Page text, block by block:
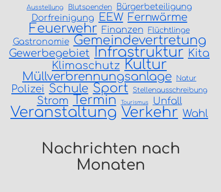
Ausstellung Blutspenden Bürgerbeteiligung
Dorfreinigung EEW Fernwärme
Feuerwehr Finanzen Flüchtlinge
Gastronomie Gemeindevertretung
Gewerbegebiet Infrastruktur Kita
Klimaschutz Kultur
Müllverbrennungsanlage Natur
Polizei Schule Sport Stellenausschreibung
Strom Termin Tourismus Unfall
Veranstaltung Verkehr Wahl
Nachrichten nach
Monaten